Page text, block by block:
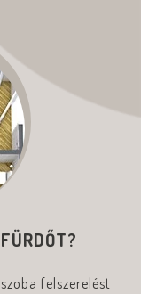
felszerelést